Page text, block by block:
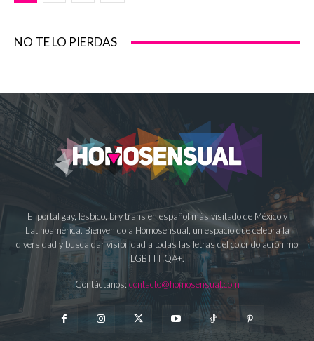
NO TE LO PIERDAS
El portal gay, lésbico, bi y trans en español más visitado de México y
Latinoamérica. Bienvenido a Homosensual, un espacio que celebra la
diversidad y busca dar visibilidad a todas las letras del colorido acrónimo
LGBTTTIQA+.
Contáctanos: contacto@homosensual.com